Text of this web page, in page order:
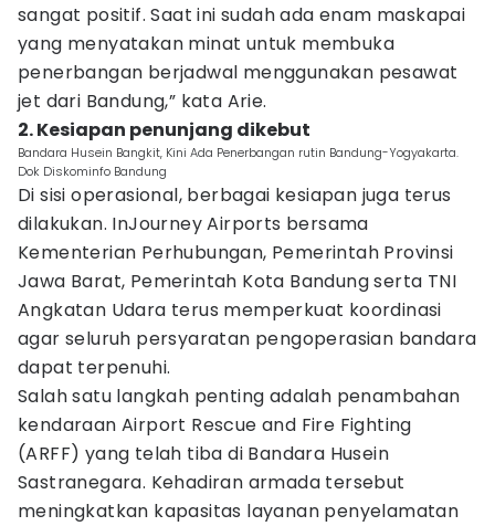
sangat positif. Saat ini sudah ada enam maskapai
yang menyatakan minat untuk membuka
penerbangan berjadwal menggunakan pesawat
jet dari Bandung,” kata Arie.
2. Kesiapan penunjang dikebut
Bandara Husein Bangkit, Kini Ada Penerbangan rutin Bandung-Yogyakarta.
Dok Diskominfo Bandung
Di sisi operasional, berbagai kesiapan juga terus
dilakukan. InJourney Airports bersama
Kementerian Perhubungan, Pemerintah Provinsi
Jawa Barat, Pemerintah Kota Bandung serta TNI
Angkatan Udara terus memperkuat koordinasi
agar seluruh persyaratan pengoperasian bandara
dapat terpenuhi.
Salah satu langkah penting adalah penambahan
kendaraan Airport Rescue and Fire Fighting
(ARFF) yang telah tiba di Bandara Husein
Sastranegara. Kehadiran armada tersebut
meningkatkan kapasitas layanan penyelamatan